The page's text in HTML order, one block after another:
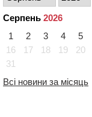
Серпень 2026
1
2 3 4 5
16
17 18 19 20
31
Всі новини за місяць